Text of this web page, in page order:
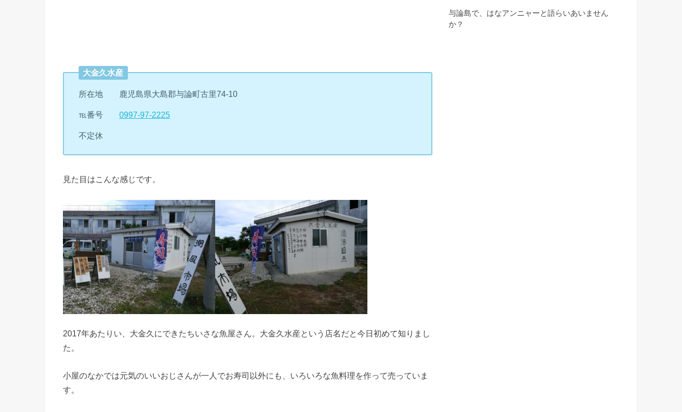
大金久水産
所在地 鹿児島県大島郡与論町古里74-10
℡番号0997-97-2225
不定休
見た目はこんな感じです。
2017年あたりい、大金久にできたちいさな魚屋さん。大金久水産という店名だと今日初めて知りまし
た。
小屋のなかでは元気のいいおじさんが一人でお寿司以外にも、いろいろな魚料理を作って売っていま
す。
与論島で、はなアンニャーと語らいあいません
か？